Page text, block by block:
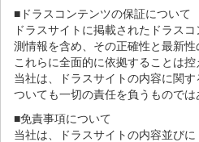
■ドラスコンテンツの保証について
ドラスサイトに掲載されたドラス
測情報を含め、その正確性と最新性
これらに全面的に依拠することは控
当社は、ドラスサイトの内容に関
ついても一切の責任を負うものでは
■免責事項について
当社は、ドラスサイトの内容並び